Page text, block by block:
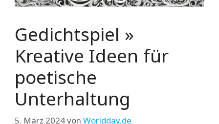
Gedichtspiel »
Kreative Ideen für
poetische
Unterhaltung
5. März 2024von Worldday.de